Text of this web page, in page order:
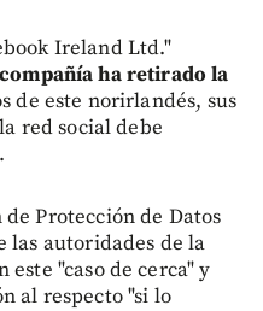
Ireland Ltd."
ha retirado la
de este norirlandés, sus
red social debe
Protección de Datos
las autoridades de la
"caso de cerca" y
al respecto "si lo